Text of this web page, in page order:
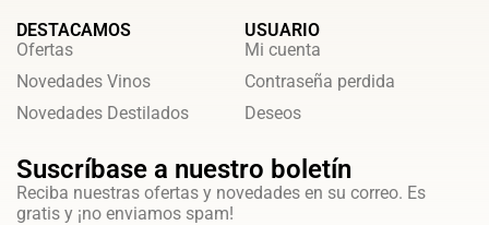
DESTACAMOS
Ofertas
Novedades Vinos
Novedades Destilados
USUARIO
Mi cuenta
Contraseña perdida
Deseos
Suscríbase a nuestro boletín
Reciba nuestras ofertas y novedades en su correo. Es
gratis y ¡no enviamos spam!